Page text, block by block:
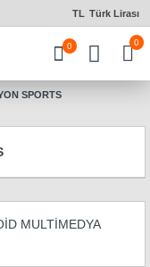
TL Türk Lirası
0 0
SPORTS
MULTİMEDYA